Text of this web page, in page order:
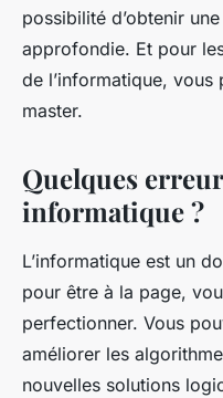
possibilité d’obtenir
approfondie. Et pour
de l’informatique,
master.
Quelques
informatique ?
L’informatique est un
pour être à la page,
perfectionner. Vous
améliorer les
nouvelles solutions